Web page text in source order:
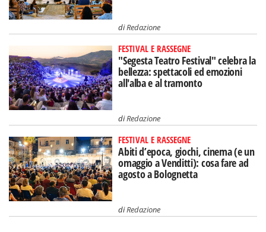
diRedazione
FESTIVAL E RASSEGNE
"Segesta Teatro Festival" celebra la
bellezza: spettacoli ed emozioni
all'alba e al tramonto
diRedazione
FESTIVAL E RASSEGNE
Abiti d’epoca, giochi, cinema (e un
omaggio a Venditti): cosa fare ad
agosto a Bolognetta
diRedazione